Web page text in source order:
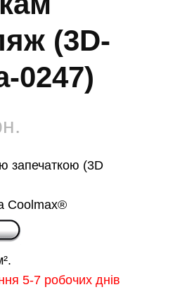
(3D-
0247)
запечаткою (3D
Coolmax®
5-7 робочих днів